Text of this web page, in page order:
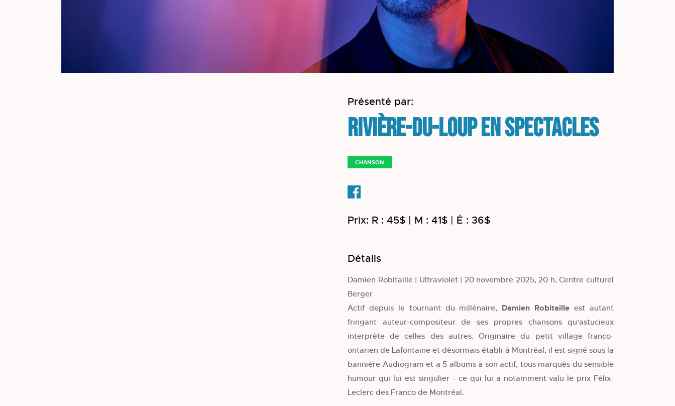
Présenté par:
Rivière-du-Loup en spectacles
CHANSON
Prix: R : 45$ | M : 41$ | É : 36$
Détails
Damien Robitaille | Ultraviolet | 20 novembre 2025, 20 h, Centre culturel
Berger
Actif depuis le tournant du millénaire, Damien Robitaille est autant
fringant auteur-compositeur de ses propres chansons qu’astucieux
interprète de celles des autres. Originaire du petit village franco-
ontarien de Lafontaine et désormais établi à Montréal, il est signé sous la
bannière Audiogram et a 5 albums à son actif, tous marqués du sensible
humour qui lui est singulier - ce qui lui a notamment valu le prix Félix-
Leclerc des Franco de Montréal.